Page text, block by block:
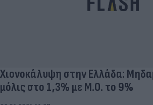
Χιονοκάλυψη στην Ελλάδα:
μόλις στο 1,3% με Μ.Ο. το 9%